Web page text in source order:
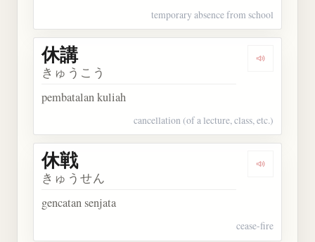
temporary absence from school
Dengarkan
休講
きゅうこう
pembatalan kuliah
cancellation (of a lecture, class, etc.)
Dengarkan
休戦
きゅうせん
gencatan senjata
cease-fire